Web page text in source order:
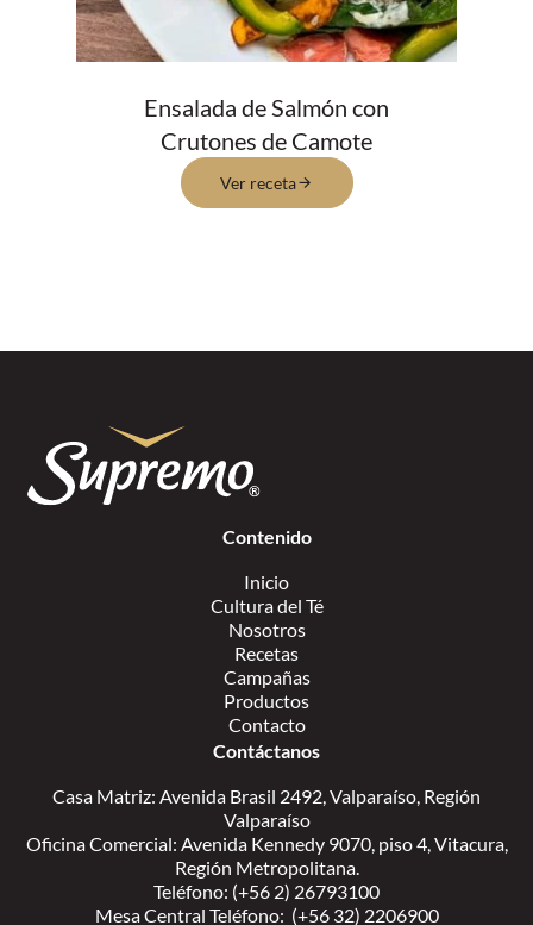
Ensalada de Salmón con
Crutones de Camote
Ver receta
Contenido
Inicio
Cultura del Té
Nosotros
Recetas
Campañas
Productos
Contacto
Contáctanos
Casa Matriz: Avenida Brasil 2492, Valparaíso, Región
Valparaíso
Oficina Comercial: Avenida Kennedy 9070, piso 4, Vitacura,
Región Metropolitana.
Teléfono: (+56 2) 26793100
Mesa Central Teléfono: (+56 32) 2206900